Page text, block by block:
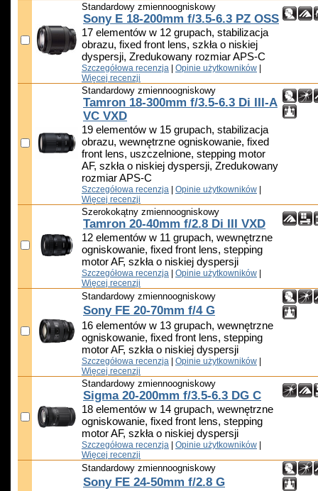
Standardowy zmiennoogniskowy
Sony E 18-200mm f/3.5-6.3 PZ OSS
17 elementów w 12 grupach, stabilizacja
obrazu, fixed front lens, szkła o niskiej
dyspersji, Zredukowany rozmiar APS-C
Szczegółowa recenzja Opinie użytkowników
Więcej recenzji
Standardowy zmiennoogniskowy
Tamron 18-300mm f/3.5-6.3 Di III-A
VC VXD
19 elementów w 15 grupach, stabilizacja
obrazu, wewnętrzne ogniskowanie, fixed
front lens, uszczelnione, stepping motor
AF, szkła o niskiej dyspersji, Zredukowany
rozmiar APS-C
Szczegółowa recenzja Opinie użytkowników
Więcej recenzji
Szerokokątny zmiennoogniskowy
Tamron 20-40mm f/2.8 Di III VXD
12 elementów w 11 grupach, wewnętrzne
ogniskowanie, fixed front lens, stepping
motor AF, szkła o niskiej dyspersji
Szczegółowa recenzja Opinie użytkowników
Więcej recenzji
Standardowy zmiennoogniskowy
Sony FE 20-70mm f/4 G
16 elementów w 13 grupach, wewnętrzne
ogniskowanie, fixed front lens, stepping
motor AF, szkła o niskiej dyspersji
Szczegółowa recenzja Opinie użytkowników
Więcej recenzji
Standardowy zmiennoogniskowy
Sigma 20-200mm f/3.5-6.3 DG C
18 elementów w 14 grupach, wewnętrzne
ogniskowanie, fixed front lens, stepping
motor AF, szkła o niskiej dyspersji
Szczegółowa recenzja Opinie użytkowników
Więcej recenzji
Standardowy zmiennoogniskowy
Sony FE 24-50mm f/2.8 G